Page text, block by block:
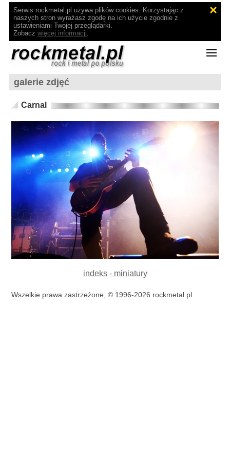
Serwis rockmetal.pl używa plików cookies. Korzystając z
naszych stron wyrażasz zgodę na ich użycie zgodnie z
ustawieniami Twojej przeglądarki.
Zobacz więcej informacji.
galerie zdjęć
Carnal
indeks - miniatury
Wszelkie prawa zastrzeżone, © 1996-2026 rockmetal.pl